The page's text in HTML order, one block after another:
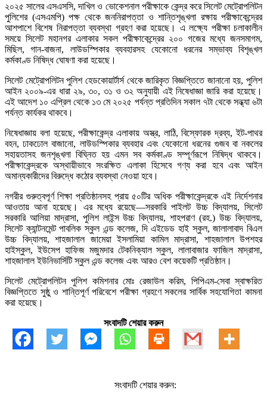
২০২৫ সালের এসএসসি, দাখিল ও ভোকেশনাল পরীক্ষাকে কেন্দ্র করে সিলেট মেট্রোপলিটন
পুলিশের (এসএমপি) পক্ষ থেকে জননিরাপত্তা ও শান্তিশৃঙ্খলা রক্ষায় পরীক্ষাকেন্দ্রের
আশপাশে বিশেষ নিরাপত্তা ব্যবস্থা গ্রহণ করা হয়েছে। এ লক্ষ্যে পরীক্ষা চলাকালীন
সময়ে সিলেট মহানগর এলাকার সকল পরীক্ষাকেন্দ্রের ২০০ গজের মধ্যে জনসমাগম,
মিছিল, গান-বাজনা, লাউডস্পিকার ব্যবহারসহ যেকোনো ধরনের সম্ভাব্য বিশৃঙ্খল
কর্মকাণ্ড নিষিদ্ধ ঘোষণা করা হয়েছে।
সিলেট মেট্রোপলিটন পুলিশ হেডকোয়ার্টার্স থেকে জারিকৃত বিজ্ঞপ্তিতে জানানো হয়, পুলিশ
আইন ২০০৯-এর ধারা ২৯, ৩০, ৩১ ও ৩২ অনুযায়ী এই নিষেধাজ্ঞা জারি করা হয়েছে।
এই আদেশ ১০ এপ্রিল থেকে ১৩ মে ২০২৫ পর্যন্ত প্রতিদিন সকাল ৭টা থেকে সন্ধ্যা ৬টা
পর্যন্ত কার্যকর থাকবে।
নিষেধাজ্ঞায় বলা হয়েছে, পরীক্ষাকেন্দ্র এলাকায় অস্ত্র, লাঠি, বিস্ফোরক দ্রব্য, ইট-পাথর
বহন, ঢাকঢোল বাজানো, লাউডস্পিকার ব্যবহার এবং যেকোনো ধরনের গুজব বা নকলের
সহায়তাসহ জনশৃঙ্খলা বিঘ্নিত হয় এমন সব কর্মকাণ্ড সম্পূর্ণরূপে নিষিদ্ধ থাকবে।
পরীক্ষাকেন্দ্রকে অস্থায়ীভাবে সংরক্ষিত এলাকা হিসেবে গণ্য করা হবে এবং আইন
অমান্যকারীদের বিরুদ্ধে কঠোর ব্যবস্থা নেওয়া হবে।
নগরীর গুরুত্বপূর্ণ শিক্ষা প্রতিষ্ঠানসহ প্রায় ৫০টির অধিক পরীক্ষাকেন্দ্রকে এই নির্দেশনার
আওতায় আনা হয়েছে। এর মধ্যে রয়েছে—সরকারি পাইলট উচ্চ বিদ্যালয়, সিলেট
সরকারি আলিয়া মাদ্রাসা, পুলিশ লাইন্স উচ্চ বিদ্যালয়, শাহপরাণ (রহ.) উচ্চ বিদ্যালয়,
সিলেট ক্যান্টনমেন্ট পাবলিক স্কুল এন্ড কলেজ, দি এইডেড হাই স্কুল, জালালাবাদ বিএল
উচ্চ বিদ্যালয়, শাহজালাল জামেয়া ইসলামিয়া কামিল মাদ্রাসা, শাহজালাল উপশহর
হাইস্কুল, ইউসেপ হাফিজ মজুমদার টেকনিক্যাল স্কুল, লালাবাজার ফাজিল মাদ্রাসা,
শাহজালাল ইউনিভার্সিটি স্কুল এন্ড কলেজ এবং আরও বেশ কয়েকটি প্রতিষ্ঠান।
সিলেট মেট্রোপলিটন পুলিশ কমিশনার মোঃ রেজাউল করিম, পিপিএম-সেবা স্বাক্ষরিত
বিজ্ঞপ্তিতে সুষ্ঠু ও শান্তিপূর্ণ পরিবেশে পরীক্ষা গ্রহণে সকলের সার্বিক সহযোগিতা কামনা
করা হয়েছে।
সংবাদটি শেয়ার করুন
সংবাদটি শেয়ার করুন: